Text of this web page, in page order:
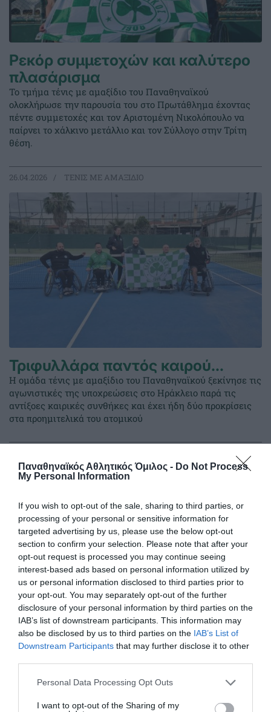
Παναθηναϊκός Αθλητικός Όμιλος - Do Not Process
My Personal Information
If you wish to opt-out of the sale, sharing to third parties, or
processing of your personal or sensitive information for
targeted advertising by us, please use the below opt-out
section to confirm your selection. Please note that after your
opt-out request is processed you may continue seeing
interest-based ads based on personal information utilized by
us or personal information disclosed to third parties prior to
your opt-out. You may separately opt-out of the further
disclosure of your personal information by third parties on the
IAB’s list of downstream participants. This information may
also be disclosed by us to third parties on the IAB’s List of
Downstream Participants that may further disclose it to other
Please note that this website/app uses one or more Google
not limited to your visit or usage behaviour. You may click to
Personal Data Processing Opt Outs
I want to opt-out of the Sharing of my
Ρεκόρ συμμετοχών και καλύτερο
πλασάρισμα
Το τμήμα τένις με αμαξίδιο του Παναθηναϊκού
ολοκλήρωσε την παρουσία του στο Πρωτάθλημα έχοντας
πέντε συμμετοχές και τον Αριστομένη Νικολόπουλο να
παίρνει το χάλκινο μετάλλιο και τον Σύλλογο στην Τρίτη
θέση.
26.04.2026 ΤΕΝΙΣ ΜΕ ΑΜΑΞΙΔΙΟ
Τριφυλλάρα παντός καιρού…
Η ομάδα τένις με αμαξίδιο του Παναθηναϊκού ξεκίνησε τις
αγωνιστικές της υποχρεώσεις στο Ηράκλειο παρά τις
αντίξοες καιρικές συνθήκες και έχει ήδη δύο προκρίσεις
στα προημιτελικά του ατομικού
Μαχητικός με ψυχή ο Γαστεράτος
κατάφερε να μπει στην 8άδα στο ατομικό ενώ πήρε την 4η